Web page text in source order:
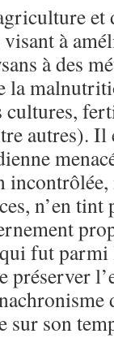
à
à des
la
cultures,
autres).
n’en tint
fut parmi
préserver
sur son